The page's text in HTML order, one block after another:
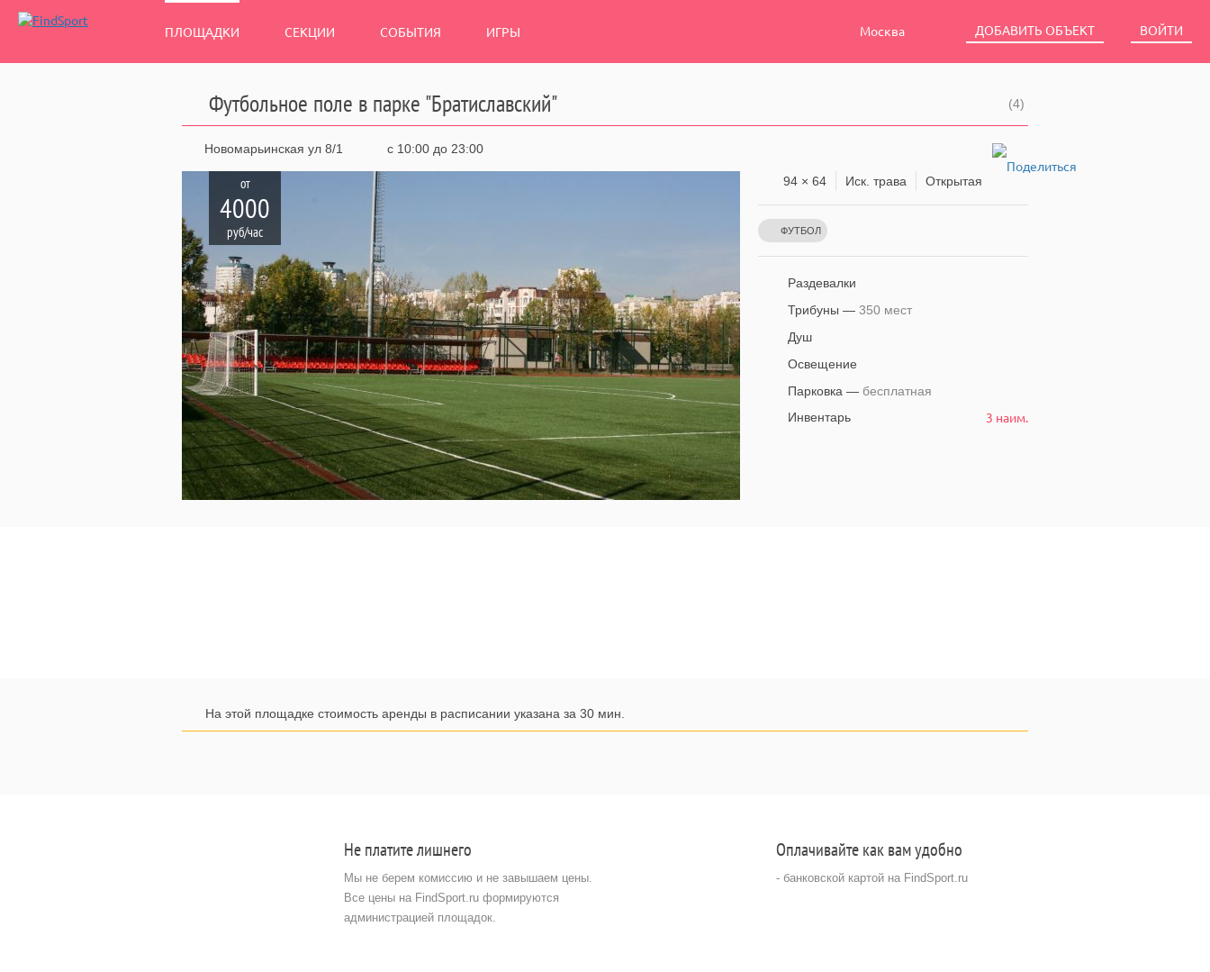
ПЛОЩАДКИ СЕКЦИИ СОБЫТИЯ ИГРЫ Москва ДОБАВИТЬ ОБЪЕКТ ВОЙТИ
Футбольное поле в парке "Братиславский" (4)
Новомарьинская ул 8/1 с 10:00 до 23:00
от
4000
руб/час
94 × 64 Иск. трава Открытая
ФУТБОЛ
Раздевалки
Трибуны — 350 мест
Душ
Освещение
Парковка — бесплатная
Инвентарь
3 наим.
На этой площадке стоимость аренды в расписании указана за 30 мин.
Не платите лишнего
Мы не берем комиссию и не завышаем цены.
Все цены на FindSport.ru формируются
администрацией площадок.
Оплачивайте как вам удобно
- банковской картой на FindSport.ru